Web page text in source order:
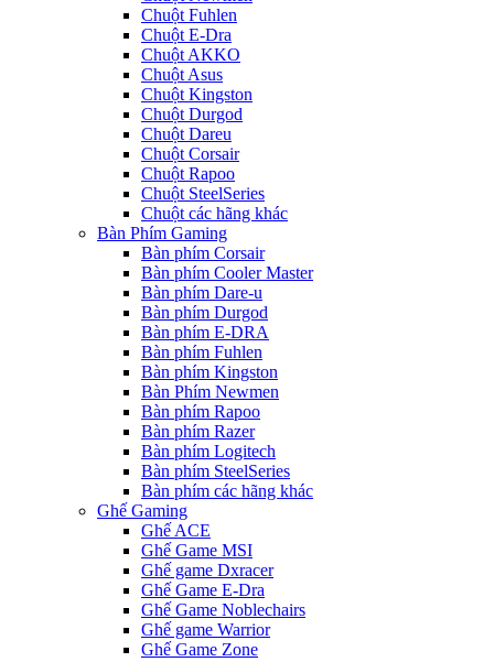
Chuột Fuhlen
Chuột E-Dra
Chuột AKKO
Chuột Asus
Chuột Kingston
Chuột Durgod
Chuột Dareu
Chuột Corsair
Chuột Rapoo
Chuột SteelSeries
Chuột các hãng khác
Bàn Phím Gaming
Bàn phím Corsair
Bàn phím Cooler Master
Bàn phím Dare-u
Bàn phím Durgod
Bàn phím E-DRA
Bàn phím Fuhlen
Bàn phím Kingston
Bàn Phím Newmen
Bàn phím Rapoo
Bàn phím Razer
Bàn phím Logitech
Bàn phím SteelSeries
Bàn phím các hãng khác
Ghế Gaming
Ghế ACE
Ghế Game MSI
Ghế game Dxracer
Ghế Game E-Dra
Ghế Game Noblechairs
Ghế game Warrior
Ghế Game Zone